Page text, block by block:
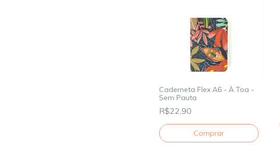
Caderneta Flex A6 - À Toa -
Sem Pauta
R$22,90